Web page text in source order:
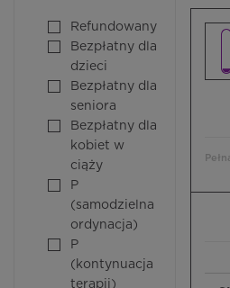
Refundowany
Bezpłatny dla
dzieci
Bezpłatny dla
seniora
Bezpłatny dla
kobiet w
ciąży
P
(samodzielna
ordynacja)
P
(kontynuacja
terapii)